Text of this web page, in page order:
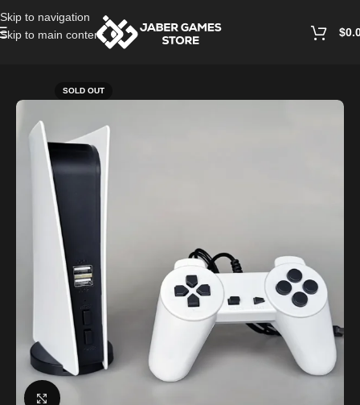
Skip to navigation
Skip to main content
$
SOLD OUT
Click to enlarge